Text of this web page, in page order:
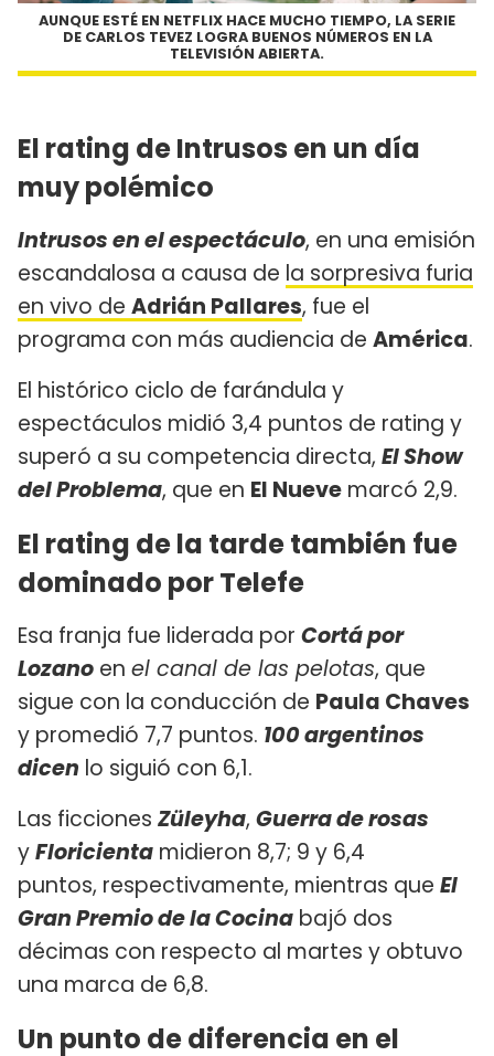
AUNQUE ESTÉ EN NETFLIX HACE MUCHO TIEMPO, LA SERIE
DE CARLOS TEVEZ LOGRA BUENOS NÚMEROS EN LA
TELEVISIÓN ABIERTA.
El rating de Intrusos en un día
muy polémico
Intrusos en el espectáculo, en una emisión
escandalosa a causa de la sorpresiva furia
en vivo de Adrián Pallares, fue el
programa con más audiencia de América.
El histórico ciclo de farándula y
espectáculos midió 3,4 puntos de rating y
superó a su competencia directa, El Show
del Problema, que en El Nueve marcó 2,9.
El rating de la tarde también fue
dominado por Telefe
Esa franja fue liderada por Cortá por
Lozano en el canal de las pelotas, que
sigue con la conducción de Paula Chaves
y promedió 7,7 puntos. 100 argentinos
dicen lo siguió con 6,1.
Las ficciones Züleyha, Guerra de rosas
yFloricienta midieron 8,7; 9 y 6,4
puntos, respectivamente, mientras que El
Gran Premio de la Cocina bajó dos
décimas con respecto al martes y obtuvo
una marca de 6,8.
Un punto de diferencia en el